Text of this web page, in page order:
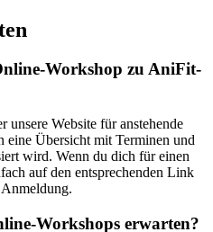
Workshop zu AniFit-
unsere Website für‌ anstehende
eine Übersicht mit‌ Terminen ⁣und
wird. Wenn du⁤ dich für‍ einen
auf‌ den entsprechenden Link
Workshops erwarten?